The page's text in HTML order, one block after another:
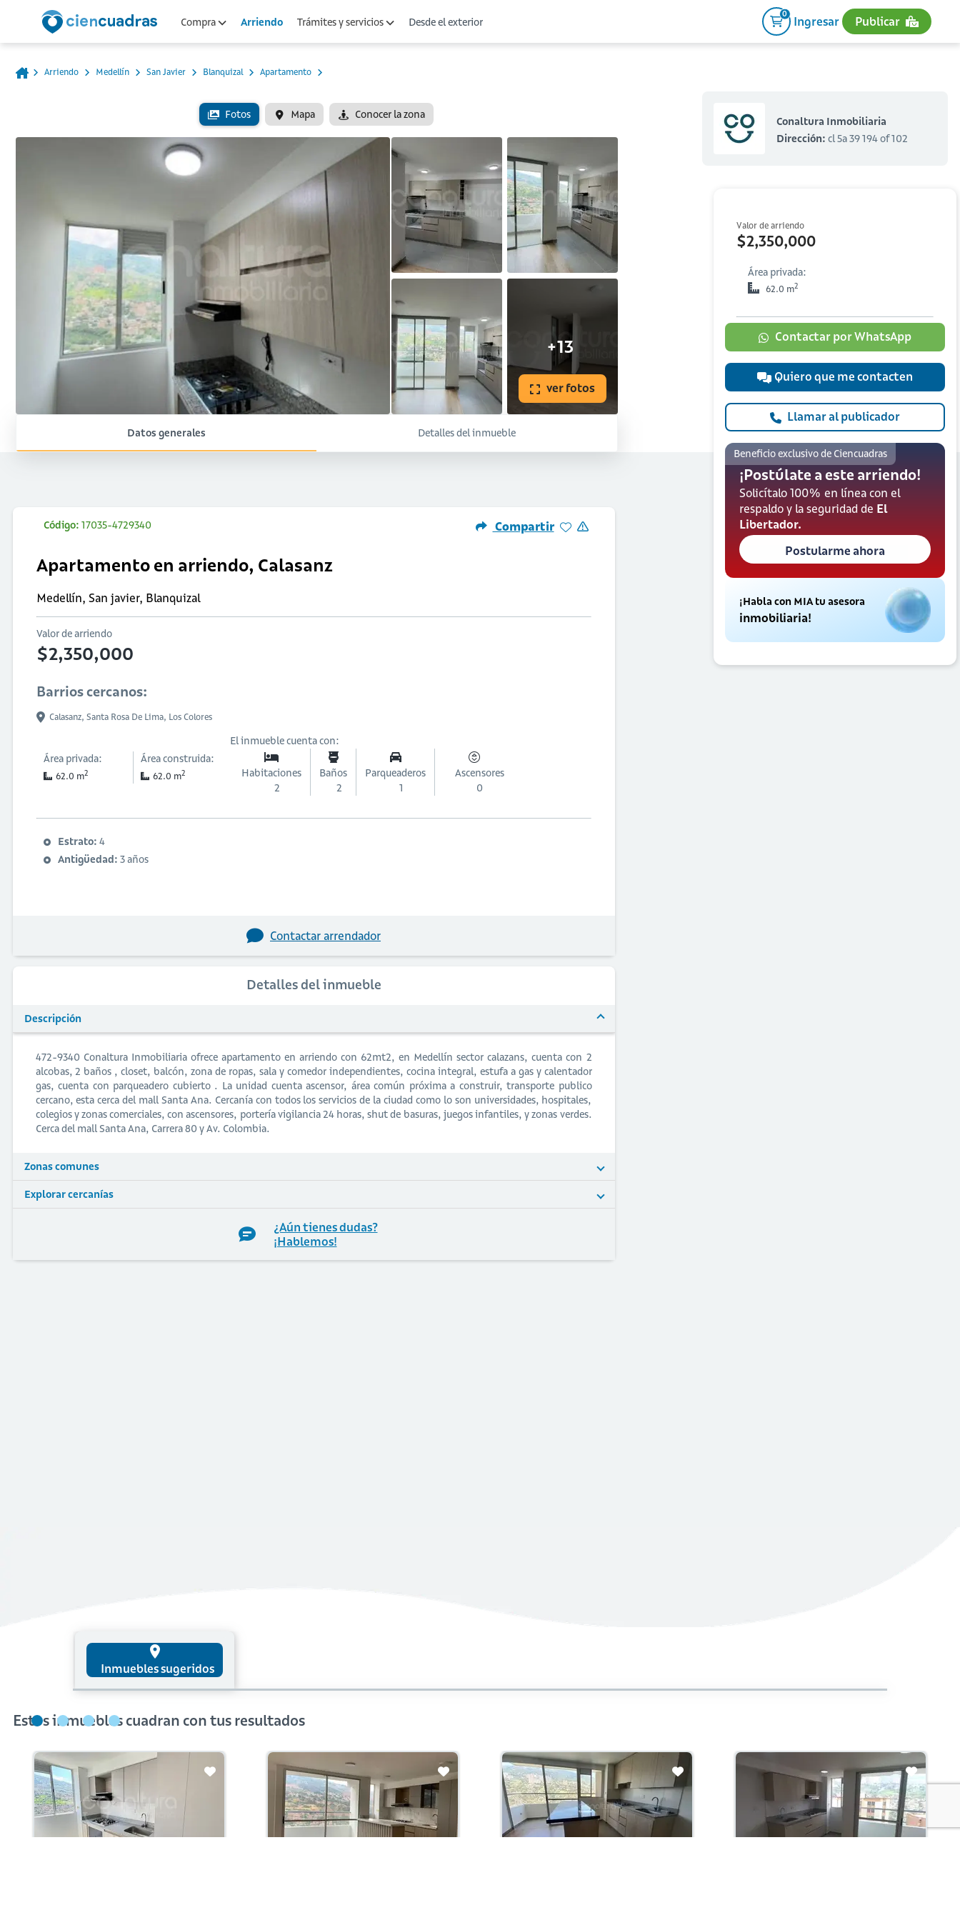
Compra Arriendo Trámites y servicios Desde el exterior
0
Ingresar Publicar
Arriendo Medellín San Javier Blanquizal Apartamento
Fotos Mapa Conocer la zona
+13
ver fotos
Conaltura Inmobiliaria
Dirección: cl 5a 39 194 of 102
Valor de arriendo
$2,350,000
Área privada:
62.0 m2
Contactar por WhatsApp
Quiero que me contacten
Llamar al publicador
Beneficio exclusivo de Ciencuadras
¡Postúlate a este arriendo!
Solicítalo 100% en línea con el
respaldo y la seguridad de El
Libertador.
Postularme ahora
¡Habla con MIA tu asesora
inmobiliaria!
Datos generales Detalles del inmueble
Código: 17035-4729340 Compartir
Apartamento en arriendo, Calasanz
Medellín, San javier, Blanquizal
Valor de arriendo
$2,350,000
Barrios cercanos:
Calasanz, Santa Rosa De Lima, Los Colores
Área privada:
62.0 m2
Área construida:
62.0 m2
El inmueble cuenta con:
Habitaciones
2
Baños
2
Parqueaderos
1
Ascensores
0
Estrato: 4
Antigüedad: 3 años
Contactar arrendador
Detalles del inmueble
Descripción
472-9340 Conaltura Inmobiliaria ofrece apartamento en arriendo con 62mt2, en Medellín sector calazans, cuenta con 2
alcobas, 2 baños , closet, balcón, zona de ropas, sala y comedor independientes, cocina integral, estufa a gas y calentador
gas, cuenta con parqueadero cubierto . La unidad cuenta ascensor, área común próxima a construir, transporte publico
cercano, esta cerca del mall Santa Ana. Cercanía con todos los servicios de la ciudad como lo son universidades, hospitales,
colegios y zonas comerciales, con ascensores, portería vigilancia 24 horas, shut de basuras, juegos infantiles, y zonas verdes.
Cerca del mall Santa Ana, Carrera 80 y Av. Colombia.
Zonas comunes
Explorar cercanías
¿Aún tienes dudas?
¡Hablemos!
place
Inmuebles sugeridos
Estos inmuebles cuadran con tus resultados